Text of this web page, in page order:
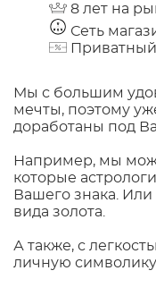
8 лет на
Сеть
Мы с большим
мечты, поэтому
доработаны под
Например, мы
которые
Вашего знака. Или
вида золота.
А также, с
личную символику.